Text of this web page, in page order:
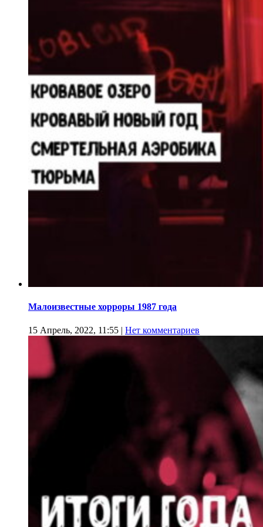
Малоизвестные хорроры 1987 года
15 Апрель, 2022, 11:55 | Нет комментариев